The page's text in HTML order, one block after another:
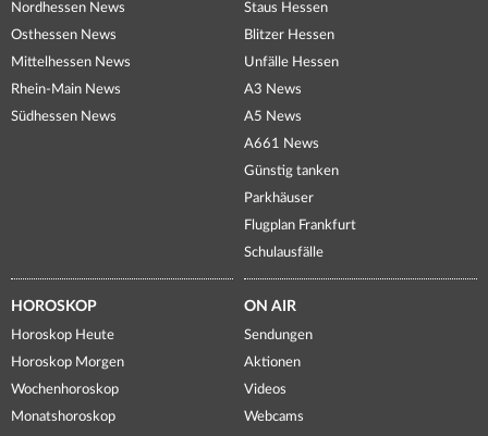
Nordhessen News
Osthessen News
Mittelhessen News
Rhein-Main News
Südhessen News
Staus Hessen
Blitzer Hessen
Unfälle Hessen
A3 News
A5 News
A661 News
Günstig tanken
Parkhäuser
Flugplan Frankfurt
Schulausfälle
HOROSKOP
Horoskop Heute
Horoskop Morgen
Wochenhoroskop
Monatshoroskop
ON AIR
Sendungen
Aktionen
Videos
Webcams